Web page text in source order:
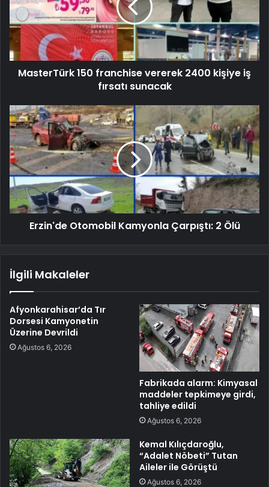
MasterTürk 150 franchise vererek 2400 kişiye iş
fırsatı sunacak
Erzin'de Otomobil Kamyonla Çarpıştı: 2 Ölü
İlgili Makaleler
Afyonkarahisar’da Tır
Dorsesi Kamyonetin
Üzerine Devrildi
Ağustos 6, 2026
Fabrikada alarm: Kimyasal
maddeler tepkimeye girdi,
tahliye edildi
Ağustos 6, 2026
Kemal Kılıçdaroğlu,
“Adalet Nöbeti” Tutan
Aileler ile Görüştü
Ağustos 6, 2026